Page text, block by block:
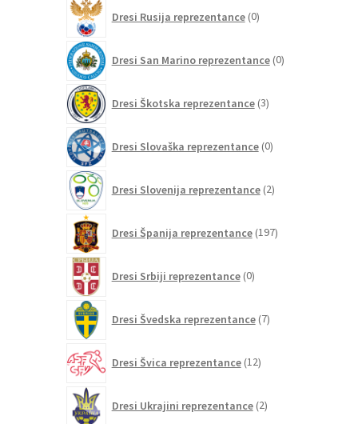
Dresi Rusija reprezentance 0izdelkov
Dresi San Marino reprezentance 0izdelkov
Dresi Škotska reprezentance 3izdelki
Dresi Slovaška reprezentance 0izdelkov
Dresi Slovenija reprezentance 2izdelka
Dresi Španija reprezentance 197izdelkov
Dresi Srbiji reprezentance 0izdelkov
Dresi Švedska reprezentance 7izdelkov
Dresi Švica reprezentance 12izdelkov
Dresi Ukrajini reprezentance 2izdelka